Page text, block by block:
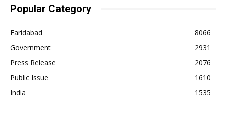
Popular Category
Faridabad
8066
Government
2931
Press Release
2076
Public Issue
1610
India
1535